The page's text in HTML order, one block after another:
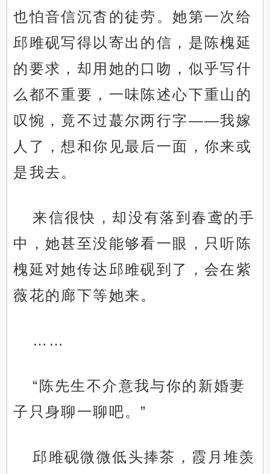
也怕音信沉杳的徒劳。她第一次给
邱雎砚写得以寄出的信，是陈槐延
的要求，却用她的口吻，似乎写什
么都不重要，一味陈述心下重山的
叹惋，竟不过蕞尔两行字——我嫁
人了，想和你见最后一面，你来或
是我去。
来信很快，却没有落到春鸢的手
中，她甚至没能够看一眼，只听陈
槐延对她传达邱雎砚到了，会在紫
薇花的廊下等她来。
……
“陈先生不介意我与你的新婚妻
子只身聊一聊吧。”
邱雎砚微微低头捧茶，霞月堆羡